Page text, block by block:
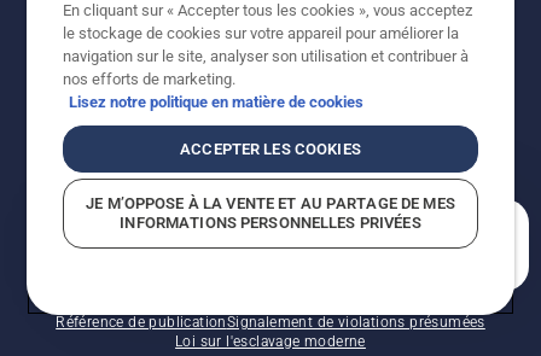
l'amélioration continue, le produit peut légèrement
varier par rapport aux images, mais la fonctionnalité de
Référence de publicationSignalement de violations présumées
Loi sur l'esclavage moderne
En cliquant sur « Accepter tous les cookies », vous acceptez
le stockage de cookies sur votre appareil pour améliorer la
navigation sur le site, analyser son utilisation et contribuer à
nos efforts de marketing.
Lisez notre politique en matière de cookies
ACCEPTER LES COOKIES
JE M’OPPOSE À LA VENTE ET AU PARTAGE DE MES
INFORMATIONS PERSONNELLES PRIVÉES
En quoi pouvons-nous vous aider?